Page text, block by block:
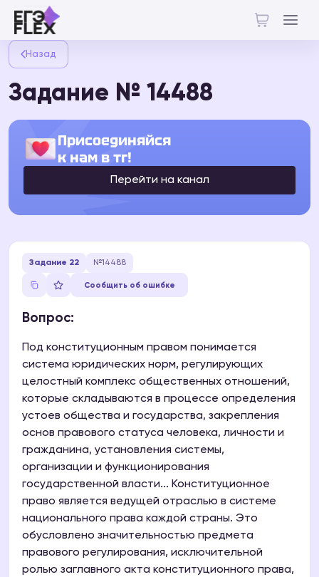
Назад
Задание № 14488
Присоединяйся
к нам в тг!
Перейти на канал
Задание 22 №14488
Сообщить об ошибке
Вопрос:
Под конституционным правом понимается
система юридических норм, регулирующих
целостный комплекс общественных отношений,
которые складываются в процессе определения
устоев общества и государства, закрепления
основ правового статуса человека, личности и
гражданина, установления системы,
организации и функционирования
государственной власти... Конституционное
право является ведущей отраслью в системе
национального права каждой страны. Это
обусловлено значительностью предмета
правового регулирования, исключительной
ролью заглавного акта конституционного права,